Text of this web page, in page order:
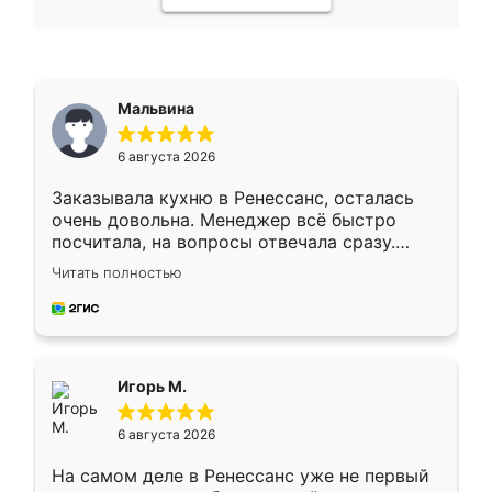
Мальвина
6 августа 2026
Заказывала кухню в Ренессанс, осталась
очень довольна. Менеджер всё быстро
посчитала, на вопросы отвечала сразу.
Замерщик приехал в субботу, подошёл к
делу со всей ответственностью. Собрали
за день, ребята работали аккуратно, даже
Читать полностью
Игорь М.
6 августа 2026
На самом деле в Ренессанс уже не первый